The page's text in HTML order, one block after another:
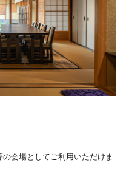
会場としてご利用いただけま